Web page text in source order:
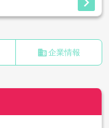
business 企業情報